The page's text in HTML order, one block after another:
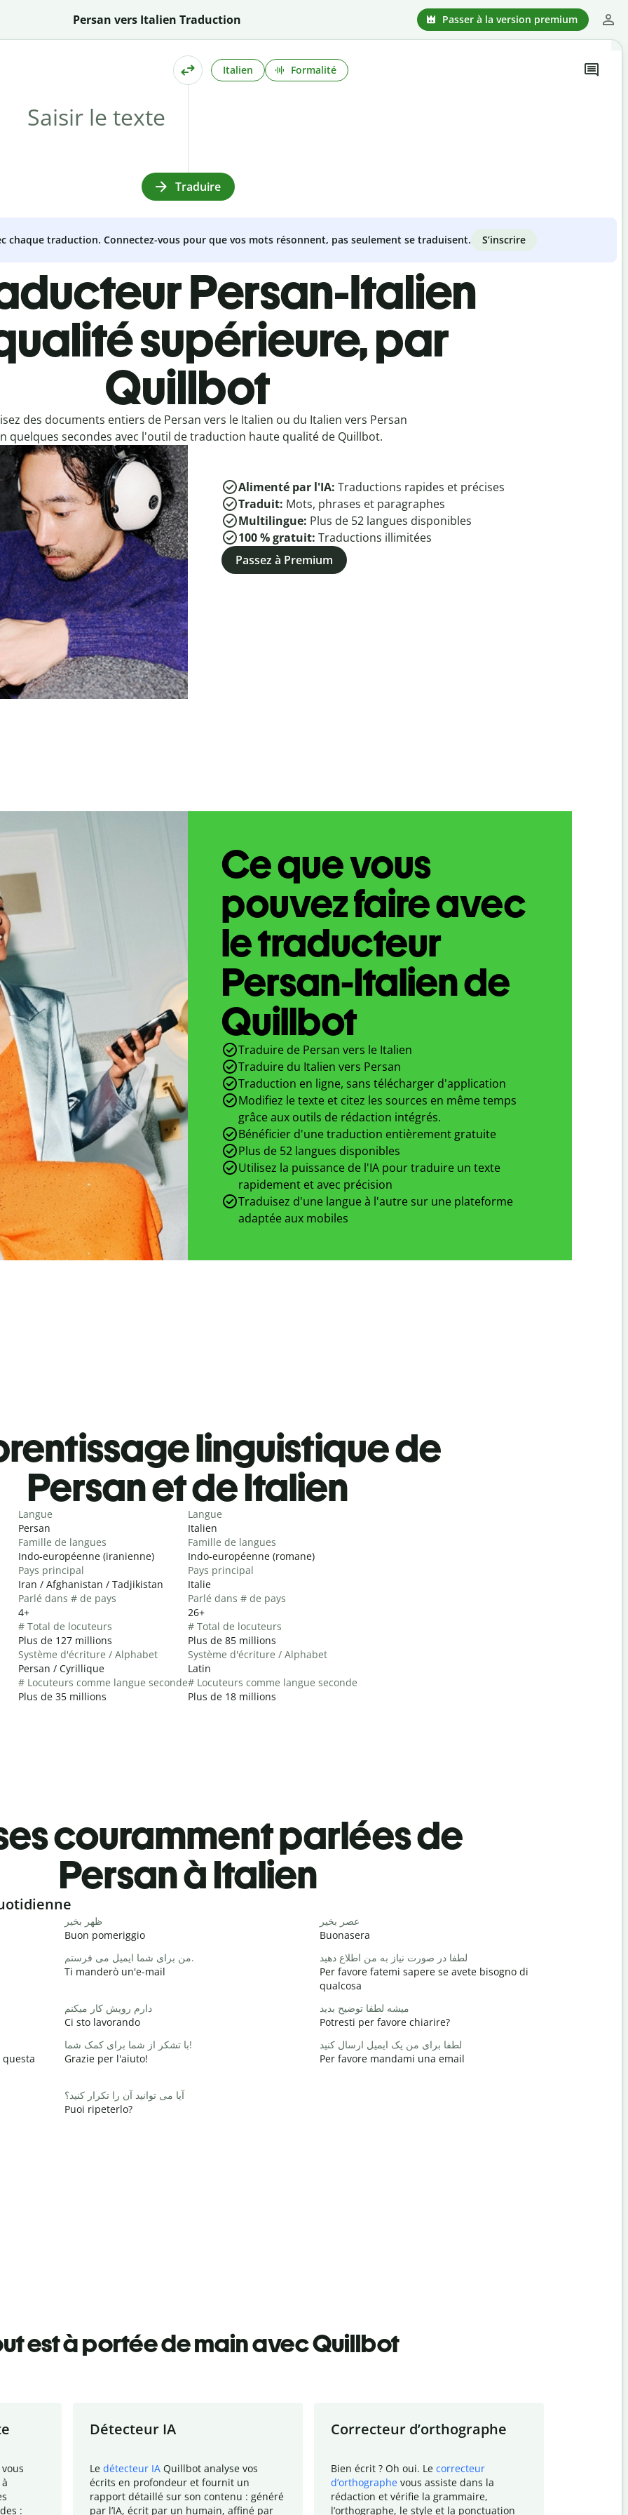
Persan vers Italien Traduction Passer à la version premium
Italien Formalité
Traduire
chaque traduction. Connectez-vous pour que vos mots résonnent, pas seulement se traduisent. S’inscrire
Persan-Italien
supérieure, par
Quillbot
des documents entiers de Persan vers le Italien ou du Italien vers Persan
quelques secondes avec l'outil de traduction haute qualité de Quillbot.
Alimenté par l'IA: Traductions rapides et précises
Traduit: Mots, phrases et paragraphes
Multilingue: Plus de 52 langues disponibles
100 % gratuit: Traductions illimitées
Passez à Premium
Ce que vous
pouvez faire avec
le traducteur
Persan-Italien de
Quillbot
Traduire de Persan vers le Italien
Traduire du Italien vers Persan
Traduction en ligne, sans télécharger d'application
Modifiez le texte et citez les sources en même temps
grâce aux outils de rédaction intégrés.
Bénéficier d'une traduction entièrement gratuite
Plus de 52 langues disponibles
Utilisez la puissance de l'IA pour traduire un texte
rapidement et avec précision
Traduisez d'une langue à l'autre sur une plateforme
adaptée aux mobiles
linguistique de
Persan et de Italien
Langue
Persan
Famille de langues
Indo-européenne (iranienne)
Pays principal
Iran / Afghanistan / Tadjikistan
Parlé dans # de pays
4+
# Total de locuteurs
Plus de 127 millions
Système d'écriture / Alphabet
Persan / Cyrillique
# Locuteurs comme langue seconde
Plus de 35 millions
Langue
Italien
Famille de langues
Indo-européenne (romane)
Pays principal
Italie
Parlé dans # de pays
26+
# Total de locuteurs
Plus de 85 millions
Système d'écriture / Alphabet
Latin
# Locuteurs comme langue seconde
Plus de 18 millions
couramment parlées de
Persan à Italien
ظهر بخیر
Buon pomeriggio
عصر بخیر
Buonasera
من برای شما ایمیل می فرستم.
Ti manderò un'e-mail
لطفا در صورت نیاز به من اطلاع دهید
Per favore fatemi sapere se avete bisogno di
qualcosa
دارم رویش کار میکنم
Ci sto lavorando
میشه لطفا توضیح بدید
Potresti per favore chiarire?
با تشکر از شما برای کمک شما!
Grazie per l'aiuto!
لطفا برای من یک ایمیل ارسال کنید
Per favore mandami una email
آیا می توانید آن را تکرار کنید؟
Puoi ripeterlo?
est à portée de main avec Quillbot
:
Détecteur IA
Le détecteur IA Quillbot analyse vos
écrits en profondeur et fournit un
rapport détaillé sur son contenu : généré
par l’IA, écrit par un humain, affiné par
Correcteur d’orthographe
Bien écrit ? Oh oui. Le correcteur
d’orthographe vous assiste dans la
rédaction et vérifie la grammaire,
l’orthographe, le style et la ponctuation